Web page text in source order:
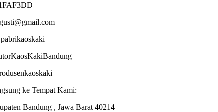
ke Tempat Kami:
Bandung , Jawa Barat 40214